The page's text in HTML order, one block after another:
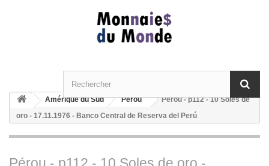
Amérique du Sud Pérou
Pérou - p112 - 10 Soles de
oro - 17.11.1976 - Banco Central de Reserva del Perú